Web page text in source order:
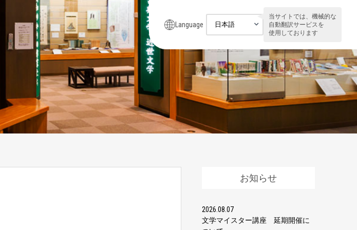
Language
当サイトでは、機械的な
自動翻訳サービスを
使用しております
お知らせ
2026.08.07
文学マイスター講座 延期開催に